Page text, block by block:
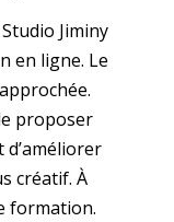
Jiminy
en ligne. Le
proposer
créatif. À
formation.